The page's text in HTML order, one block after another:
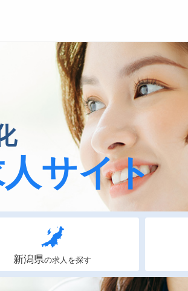
無料会員
サービスについて
ハウ(応募書類の書き方・面接対策な
用コラム
サイト
新潟県の求人を探す